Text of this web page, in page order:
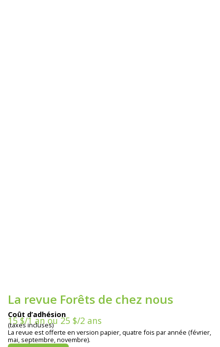
La revue Forêts de chez nous
Coût d’adhésion
15 $/1 an ou 25 $/2 ans
(taxes incluses)
La revue est offerte en version papier, quatre fois par année (février,
mai, septembre, novembre).